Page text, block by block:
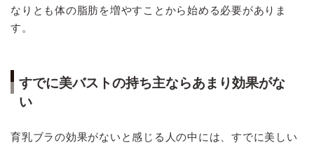
なりとも体の脂肪を増やすことから始める必要がありま
す。
すでに美バストの持ち主ならあまり効果がな
い
育乳ブラの効果がないと感じる人の中には、すでに美しい